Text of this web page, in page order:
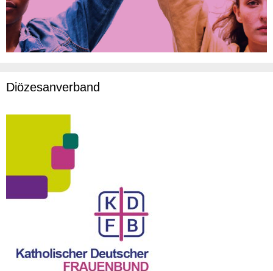
Diözesanverband